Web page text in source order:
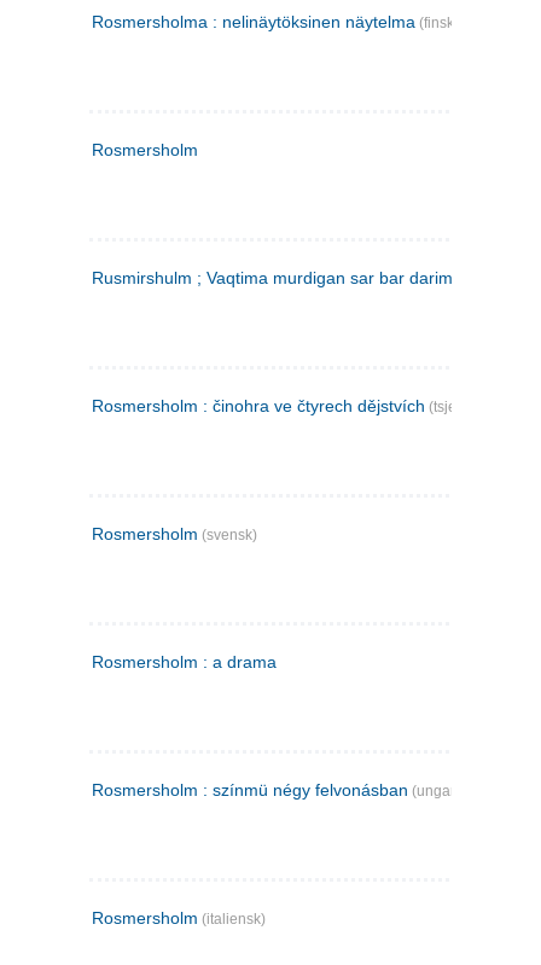
Rosmersholma : nelinäytöksinen näytelma (finsk)
Rosmersholm
Rusmirshulm ; Vaqtima murdigan sar bar darim
Rosmersholm : činohra ve čtyrech dějstvích (tsjekkisk)
Rosmersholm (svensk)
Rosmersholm : a drama
Rosmersholm : színmü négy felvonásban (ungarsk)
Rosmersholm (italiensk)